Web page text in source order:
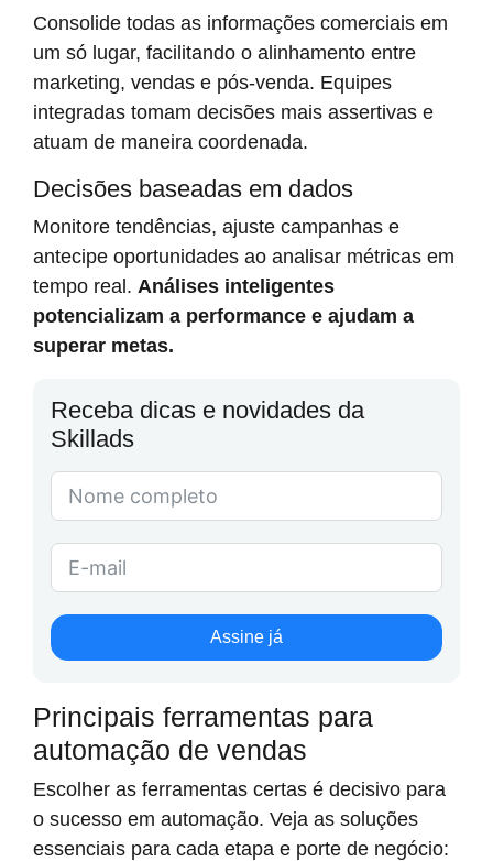
Consolide todas as informações comerciais em
um só lugar, facilitando o alinhamento entre
marketing, vendas e pós-venda. Equipes
integradas tomam decisões mais assertivas e
atuam de maneira coordenada.
Decisões baseadas em dados
Monitore tendências, ajuste campanhas e
antecipe oportunidades ao analisar métricas em
tempo real. Análises inteligentes
potencializam a performance e ajudam a
superar metas.
Receba dicas e novidades da
Skillads
Assine já
Principais ferramentas para
automação de vendas
Escolher as ferramentas certas é decisivo para
o sucesso em automação. Veja as soluções
essenciais para cada etapa e porte de negócio: